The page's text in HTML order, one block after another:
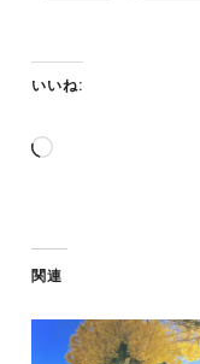
いいね:
読
中…
関連